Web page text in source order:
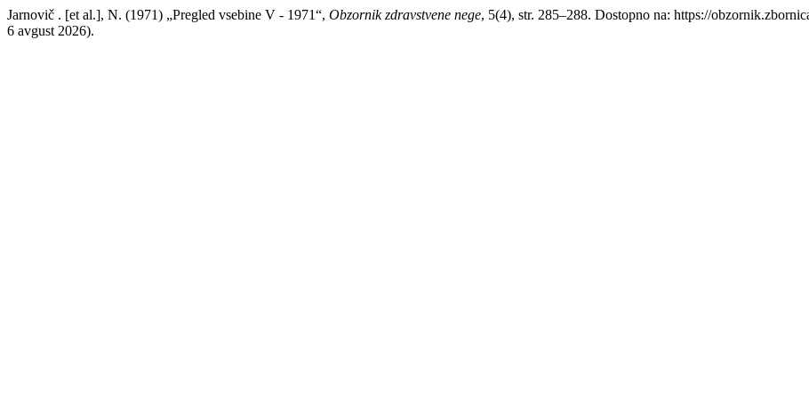
Jarnovič . [et al.], N. (1971) „Pregled vsebine V - 1971“, Obzornik zdravstvene nege, 5(4), str. 285–288. Dostopno na: https://
6 avgust 2026).